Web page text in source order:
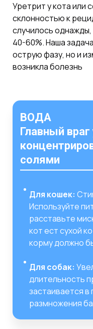
Уретрит у кота или
склонностью к
случилось
40-60%. Наша
острую фазу, но и
возникла болезнь
ВОДА
Главный
солями
Для кошек:
Используйте
расставьте
кот ест сухой
корму должно
Для собак:
длительность
застаивается
размножения